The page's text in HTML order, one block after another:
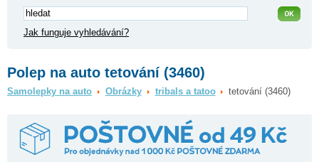
Jak funguje vyhledávání?
Polep na auto tetování (3460)
Samolepky na auto Obrázky tribals a tatoo tetování (3460)